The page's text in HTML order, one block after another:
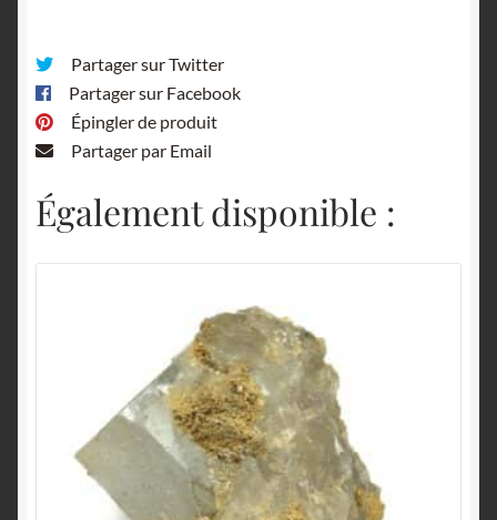
Partager sur Twitter
Partager sur Facebook
Épingler de produit
Partager par Email
Également disponible :